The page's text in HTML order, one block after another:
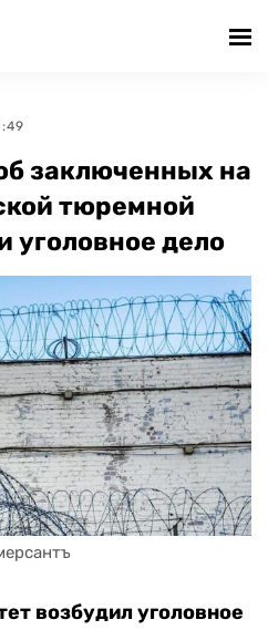
заключенных на
тюремной
уголовное дело
возбудил уголовное